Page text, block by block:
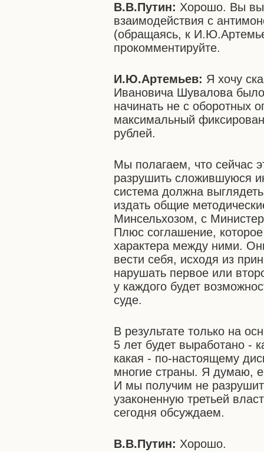
В.В.Путин: Хорошо. Вы
взаимодействия с
(обращаясь, к
прокомментируйте.
И.Ю.Артемьев: Я хочу
Ивановича Шувалова
начинать не с оборотных
максимальный
рублей.
Мы полагаем, что сейчас
разрушить сложившуюся
система должна
издать общие
Минсельхозом, с
Плюс соглашение,
характера между ними.
вести себя, исходя из
нарушать первое или
у каждого будет
суде.
В результате только на
5 лет будет выработано -
какая - по-настоящему
многие страны. Я думаю,
И мы получим не
узаконенную третьей
сегодня обсуждаем.
В.В.Путин: Хорошо.